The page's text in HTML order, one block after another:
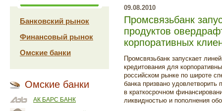
Банковский рынок
Финансовый рынок
Омские банки
Омские банки
АК БАРС БАНК
09.08.2010
Промсвязьбанк
продуктов
корпоративных
Промсвязьбанк запускает
кредитования для
российском рынке по широте
банка призвано удовлетворить
в краткосрочном
ликвидностью и пополнения